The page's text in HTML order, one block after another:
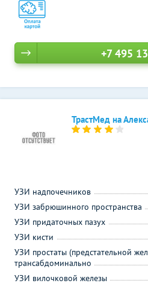
+7 495
ТрастМед на
УЗИ надпочечников
УЗИ забрюшинного пространства
УЗИ придаточных пазух
УЗИ кисти
УЗИ простаты (предстательной
трансабдоминально
УЗИ вилочковой железы